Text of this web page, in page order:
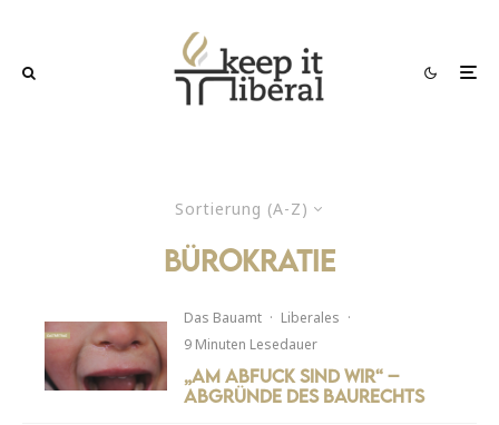
Sortierung (A-Z)
bürokratie
Das Bauamt · Liberales ·
9 Minuten Lesedauer
„Am Abfuck sind wir“ –
Abgründe des Baurechts